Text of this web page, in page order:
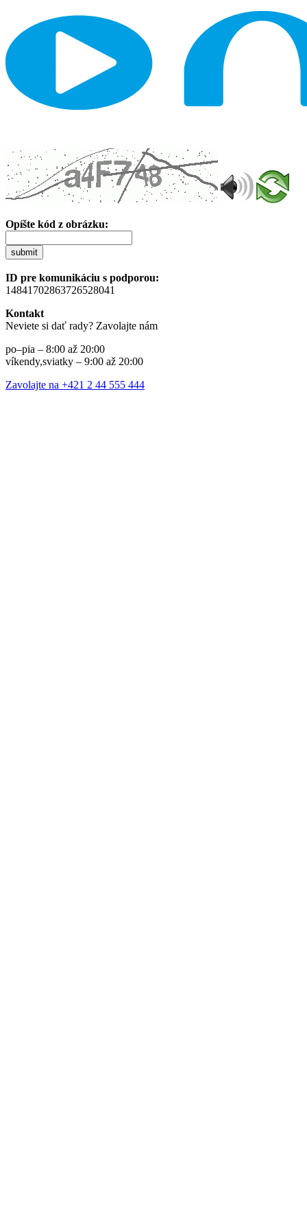
Opíšte kód z obrázku:
submit
ID pre komunikáciu s podporou:
14841702863726528041
Kontakt
Neviete si dať rady? Zavolajte nám
po–pia – 8:00 až 20:00
víkendy,sviatky – 9:00 až 20:00
Zavolajte na +421 2 44 555 444